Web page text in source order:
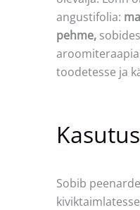
angustifolia:
pehme,
toodetesse ja
Kasutus
Sobib